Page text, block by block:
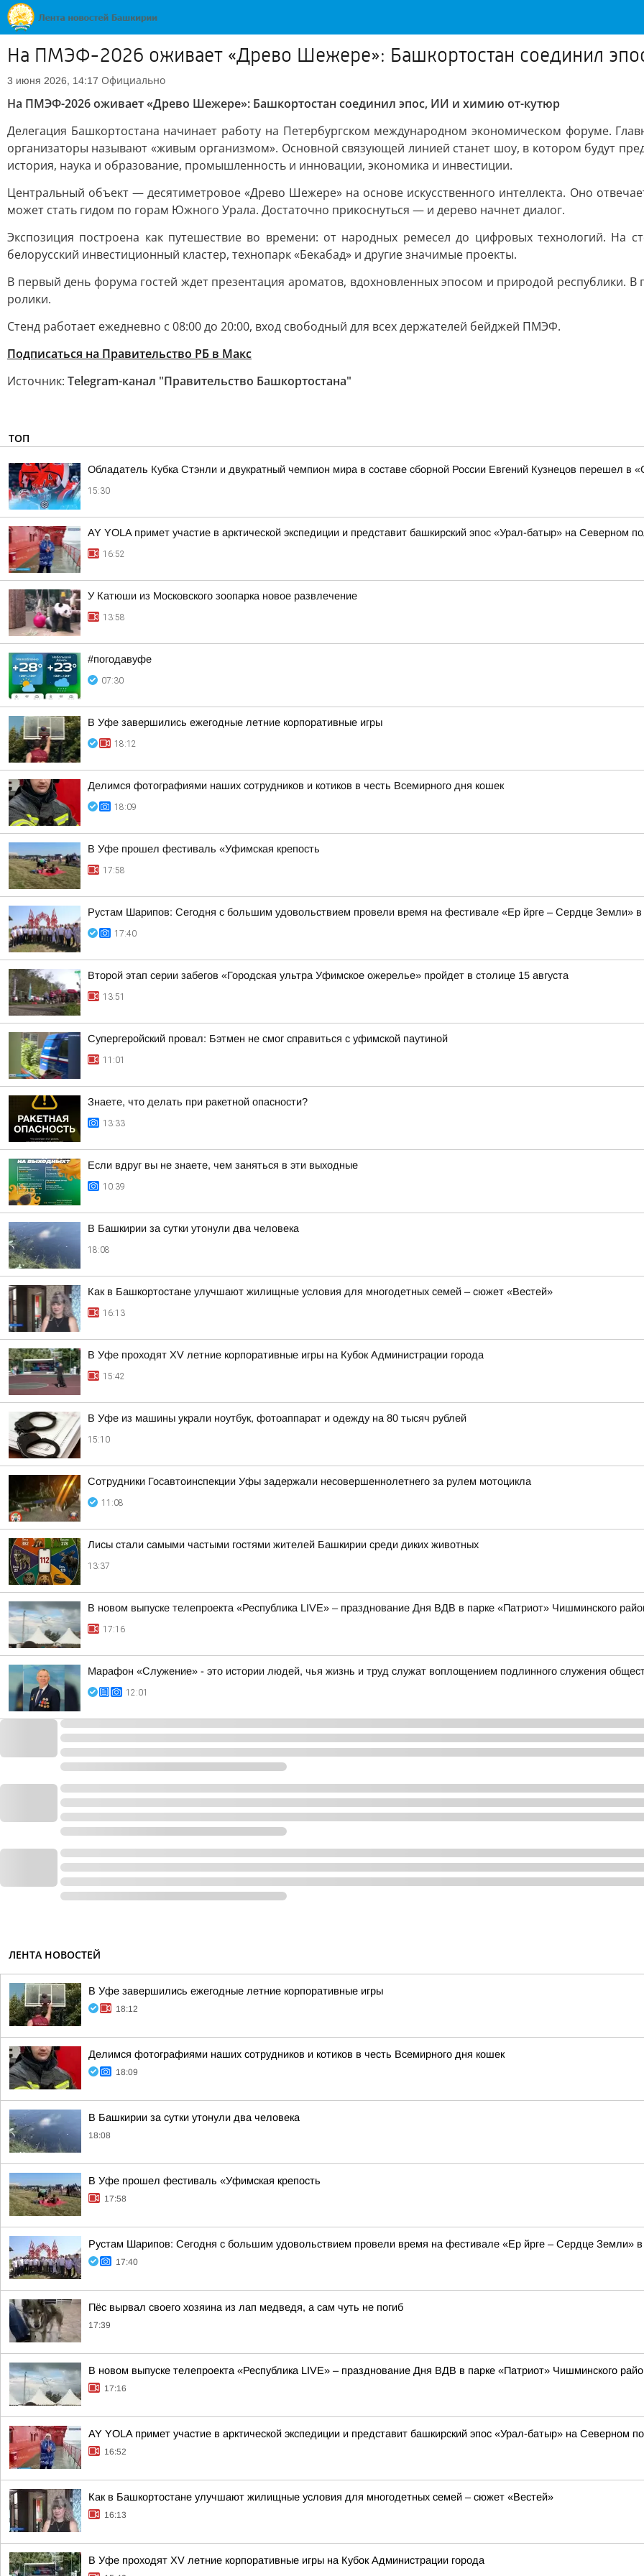
На ПМЭФ-2026 оживает «Древо Шежере»: Башкортостан соединил
3 июня 2026, 14:17 Официально
На ПМЭФ-2026 оживает «Древо Шежере»: Башкортостан соединил эпос, ИИ и химию от-кутюр
Делегация Башкортостана начинает работу на Петербургском международном экономическом форуме.
организаторы называют «живым организмом». Основной связующей линией станет шоу, в котором будут
история, наука и образование, промышленность и инновации, экономика и инвестиции.
Центральный объект — десятиметровое «Древо Шежере» на основе искусственного интеллекта. Оно
может стать гидом по горам Южного Урала. Достаточно прикоснуться — и дерево начнет диалог.
Экспозиция построена как путешествие во времени: от народных ремесел до цифровых технологий. На
белорусский инвестиционный кластер, технопарк «Бекабад» и другие значимые проекты.
В первый день форума гостей ждет презентация ароматов, вдохновленных эпосом и природой республики.
ролики.
Стенд работает ежедневно с 08:00 до 20:00, вход свободный для всех держателей бейджей ПМЭФ.
Подписаться на Правительство РБ в Макс
Источник: Telegram-канал "Правительство Башкортостана"
ТОП
Обладатель Кубка Стэнли и двукратный чемпион мира в составе сборной России Евгений Кузнецов перешел в
15:30
AY YOLA примет участие в арктической экспедиции и представит башкирский эпос «Урал-батыр» на Северном
16:52
У Катюши из Московского зоопарка новое развлечение
13:58
#погодавуфе
07:30
В Уфе завершились ежегодные летние корпоративные игры
18:12
Делимся фотографиями наших сотрудников и котиков в честь Всемирного дня кошек
18:09
В Уфе прошел фестиваль «Уфимская крепость
17:58
Рустам Шарипов: Сегодня с большим удовольствием провели время на фестивале «Ер йрге – Сердце Земли» в
17:40
Второй этап серии забегов «Городская ультра Уфимское ожерелье» пройдет в столице 15 августа
13:51
Супергеройский провал: Бэтмен не смог справиться с уфимской паутиной
11:01
Знаете, что делать при ракетной опасности?
13:33
Если вдруг вы не знаете, чем заняться в эти выходные
10:39
В Башкирии за сутки утонули два человека
18:08
Как в Башкортостане улучшают жилищные условия для многодетных семей – сюжет «Вестей»
16:13
В Уфе проходят XV летние корпоративные игры на Кубок Администрации города
15:42
В Уфе из машины украли ноутбук, фотоаппарат и одежду на 80 тысяч рублей
15:10
Сотрудники Госавтоинспекции Уфы задержали несовершеннолетнего за рулем мотоцикла
11:08
Лисы стали самыми частыми гостями жителей Башкирии среди диких животных
13:37
В новом выпуске телепроекта «Республика LIVE» – празднование Дня ВДВ в парке «Патриот» Чишминского
17:16
Марафон «Служение» - это истории людей, чья жизнь и труд служат воплощением подлинного служения
12:01
ЛЕНТА НОВОСТЕЙ
В Уфе завершились ежегодные летние корпоративные игры
18:12
Делимся фотографиями наших сотрудников и котиков в честь Всемирного дня кошек
18:09
В Башкирии за сутки утонули два человека
18:08
В Уфе прошел фестиваль «Уфимская крепость
17:58
Рустам Шарипов: Сегодня с большим удовольствием провели время на фестивале «Ер йрге – Сердце Земли» в
17:40
Пёс вырвал своего хозяина из лап медведя, а сам чуть не погиб
17:39
В новом выпуске телепроекта «Республика LIVE» – празднование Дня ВДВ в парке «Патриот» Чишминского
17:16
AY YOLA примет участие в арктической экспедиции и представит башкирский эпос «Урал-батыр» на Северном
16:52
Как в Башкортостане улучшают жилищные условия для многодетных семей – сюжет «Вестей»
16:13
В Уфе проходят XV летние корпоративные игры на Кубок Администрации города